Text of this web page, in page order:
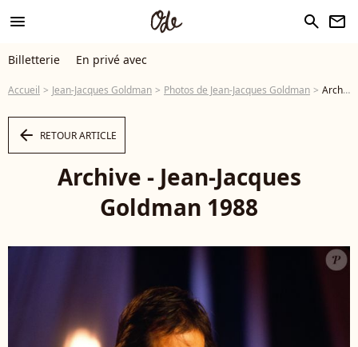
menu search newsletter
Billetterie En privé avec
Accueil Jean-Jacques Goldman Photos de Jean-Jacques Goldman Archive - Jean-Jacques Goldman 1988 - Photo
arrow_left RETOUR ARTICLE
Archive - Jean-Jacques
Goldman 1988